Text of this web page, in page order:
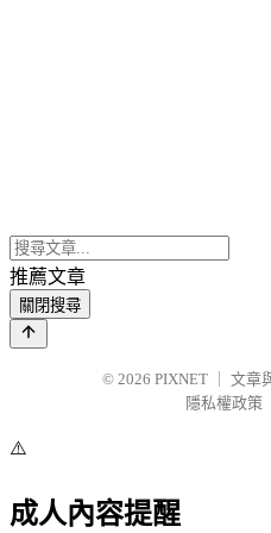
推薦文章
關閉搜尋
© 2026 PIXNET
文章
隱私權政策
⚠️
成人內容提醒